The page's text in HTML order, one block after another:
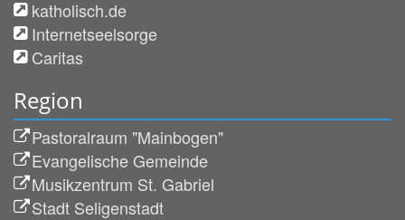
katholisch.de
Internetseelsorge
Caritas
Region
Pastoralraum "Mainbogen"
Evangelische Gemeinde
Musikzentrum St. Gabriel
Stadt Seligenstadt